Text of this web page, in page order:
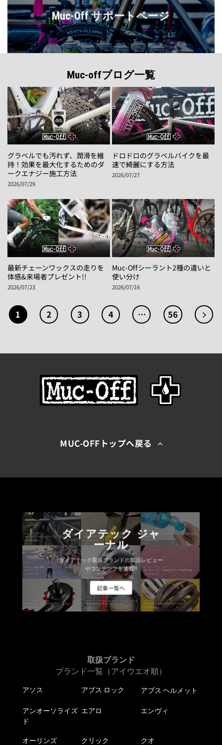
Muc-Off サポートページ
Muc-offブログ一覧
グラベルでも汚れず、潤滑を維
持！効果を最大化するためのダ
ークエナジー施工方法
2026/07/29
ドロドロのグラベルバイクを最
速で綺麗にする方法
2026/07/27
最新チェーンワックスの走りを
体感&来場者プレゼント!!
2026/07/23
Muc-Offシーラント2種の違いと
使い分け
2026/07/16
1 2 3 4 … 56
MUC-OFFトップへ戻る
ダイアテック ジャ
ーナル
ダイアテック取扱ブランドの製品レビュー
やコンテンツを連載!!
記事一覧へ
取扱ブランド
ブランド一覧（アイウエオ順）
アソス アブス ロック アブス ヘルメット
アンオーソライズ
ド
エアロ エンヴィ
オーリンズ クリック クオ